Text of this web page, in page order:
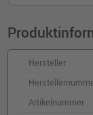
Hersteller
Artikelnummer